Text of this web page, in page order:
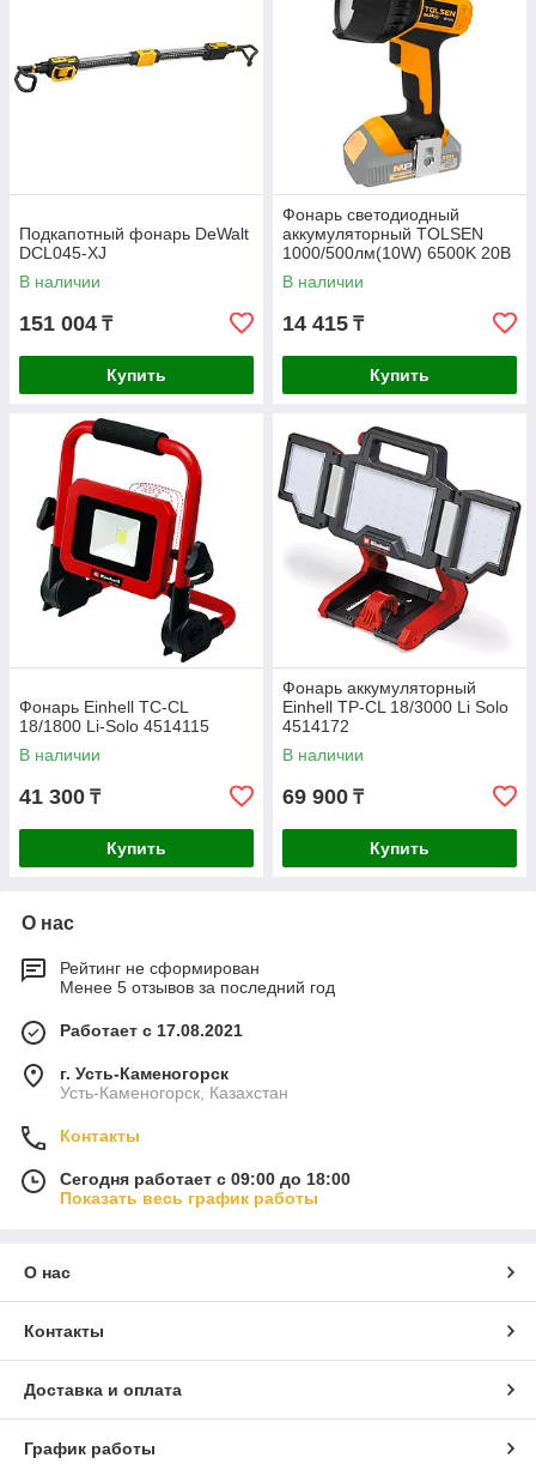
Подкапотный фонарь DeWalt
DCL045-XJ
В наличии
151 004 ₸
Купить
Фонарь светодиодный
аккумуляторный TOLSEN
1000/500лм(10W) 6500K 20В
Li-Ion Б/А 87311
В наличии
14 415 ₸
Купить
Фонарь Einhell TC-CL
18/1800 Li-Solo 4514115
В наличии
41 300 ₸
Купить
Фонарь аккумуляторный
Einhell TP-CL 18/3000 Li Solo
4514172
В наличии
69 900 ₸
Купить
О нас
Рейтинг не сформирован
Менее 5 отзывов за последний год
Работает с 17.08.2021
г. Усть-Каменогорск
Усть-Каменогорск, Казахстан
Контакты
Сегодня работает с 09:00 до 18:00
Показать весь график работы
О нас
Контакты
Доставка и оплата
График работы